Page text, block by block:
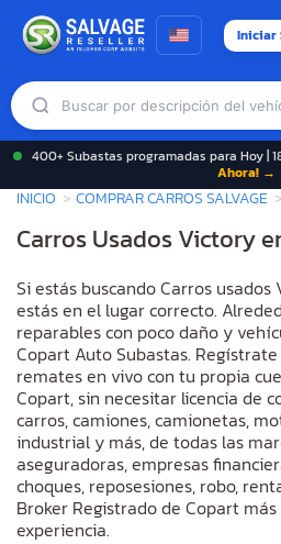
Iniciar
400+ Subastas programadas para Hoy |
Ahora! →
INICIO COMPRAR CARROS SALVAGE
Carros Usados Victory
Si estás buscando Carros
estás en el lugar correcto.
reparables con poco daño y
Copart Auto Subastas.
remates en vivo con tu propia
Copart, sin necesitar licencia de
carros, camiones, camionetas,
industrial y más, de todas las
aseguradoras, empresas
choques, reposesiones, robo,
Broker Registrado de Copart
experiencia.